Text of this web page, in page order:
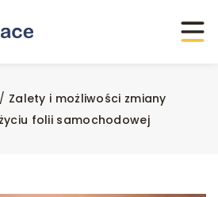
/ Zalety i możliwości zmiany
folii samochodowej